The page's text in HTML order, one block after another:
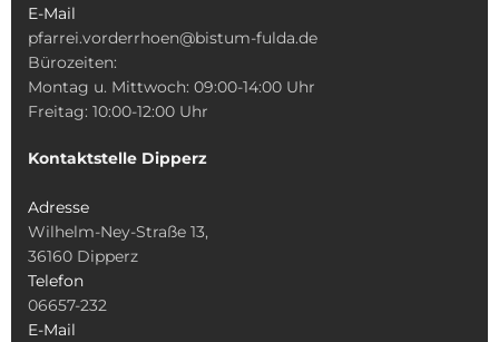
E-Mail
pfarrei.vorderrhoen@bistum-fulda.de
Bürozeiten:
Montag u. Mittwoch: 09:00-14:00 Uhr
Freitag: 10:00-12:00 Uhr
Kontaktstelle Dipperz
Adresse
Wilhelm-Ney-Straße 13,
36160 Dipperz
Telefon
06657-232
E-Mail